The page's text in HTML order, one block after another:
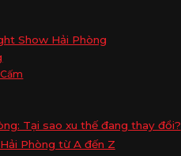
Show Hải Phòng
Tại sao xu thế đang thay đổi?
Phòng từ A đến Z